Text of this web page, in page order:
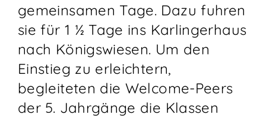
gemeinsamen Tage. Dazu fuhren
sie für 1 ½ Tage ins Karlingerhaus
nach Königswiesen. Um den
Einstieg zu erleichtern,
begleiteten die Welcome-Peers
der 5. Jahrgänge die Klassen